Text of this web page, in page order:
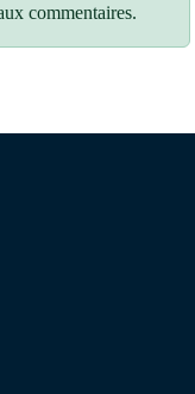
commentaires.